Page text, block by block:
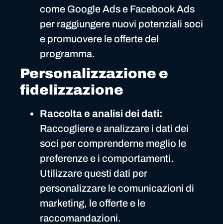
come Google Ads e Facebook Ads
per raggiungere nuovi potenziali soci
e promuovere le offerte del
programma.
Personalizzazione e
fidelizzazione
Raccolta e analisi dei dati:
Raccogliere e analizzare i dati dei
soci per comprenderne meglio le
preferenze e i comportamenti.
Utilizzare questi dati per
personalizzare le comunicazioni di
marketing, le offerte e le
raccomandazioni.